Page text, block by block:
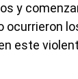
y
este